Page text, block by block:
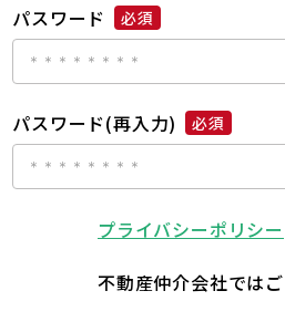
パスワード 必須
パスワード(再入力) 必須
プライバシーポリシー
不動産仲介会社では